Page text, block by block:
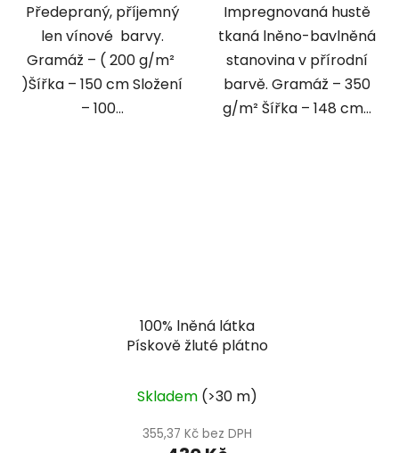
Předepraný, příjemný
len vínové barvy.
Gramáž – ( 200 g/m²
)Šířka – 150 cm Složení
– 100...
Impregnovaná hustě
tkaná lněno-bavlněná
stanovina v přírodní
barvě. Gramáž – 350
g/m² Šířka – 148 cm...
100% lněná látka
Pískově žluté plátno
Skladem (>30 m)
355,37 Kč bez DPH